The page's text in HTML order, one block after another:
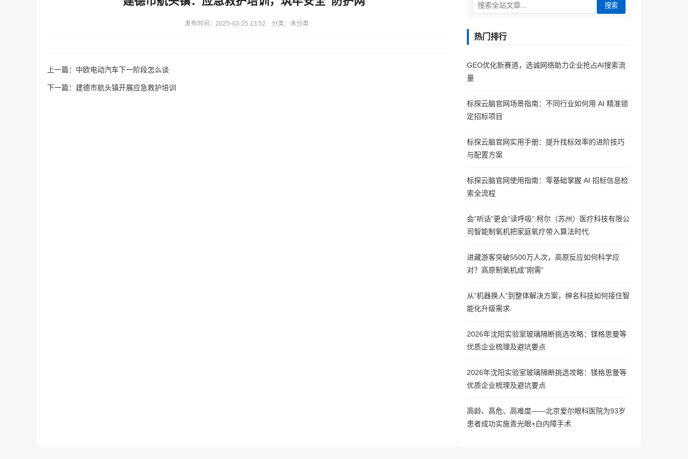
发布时间：2025-03-25 13:52 分类：未分类
上一篇： 中欧电动汽车下一阶段怎么谈
下一篇： 建德市航头镇开展应急救护培训
搜索
热门排行
GEO优化新赛道，选诚网络助力企业抢占AI搜索流
量
标探云脑官网场景指南：不同行业如何用 AI 精准锁
定招标项目
标探云脑官网实用手册：提升找标效率的进阶技巧
与配置方案
标探云脑官网使用指南：零基础掌握 AI 招标信息检
索全流程
会”听话”更会”读呼吸”:柯尔（苏州）医疗科技有限公
司智能制氧机把家庭氧疗带入算法时代
进藏游客突破5500万人次，高原反应如何科学应
对？高原制氧机成”刚需”
从“机器换人”到整体解决方案，绅名科技如何接住智
能化升级需求
2026年沈阳实验室玻璃隔断挑选攻略：镁格思曼等
优质企业梳理及避坑要点
2026年沈阳实验室玻璃隔断挑选攻略：镁格思曼等
优质企业梳理及避坑要点
高龄、高危、高难度——北京爱尔眼科医院为93岁
患者成功实施青光眼+白内障手术